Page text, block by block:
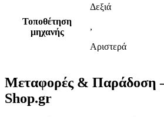
Τοποθέτηση
μηχανής
Δεξιά
,
Αριστερά
Μεταφορές & Παράδοση
Shop.gr